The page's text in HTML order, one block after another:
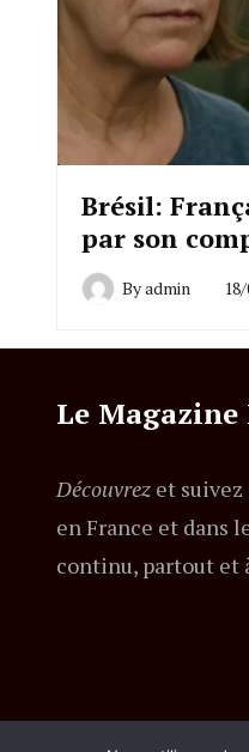
Brésil:
par son
Byadmin
Le
Découvrez et suivez
en France et dans
continu, partout et